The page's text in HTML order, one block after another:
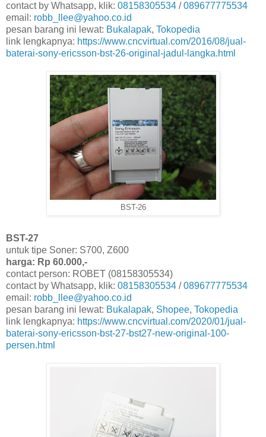
contact by Whatsapp, klik: 08158305534 /089677775534
email: robb_llee@yahoo.co.id
pesan barang ini lewat: Bukalapak, Tokopedia
link lengkapnya: https://www.cncvirtual.com/2016/08/jual-
baterai-sony-ericsson-bst-26-original-jadul-langka.html
BST-26
BST-27
untuk tipe Soner: S700, Z600
harga: Rp 60.000,-
contact person: ROBET (08158305534)
contact by Whatsapp, klik: 08158305534 /089677775534
email: robb_llee@yahoo.co.id
pesan barang ini lewat: Bukalapak, Shopee, Tokopedia
link lengkapnya: https://www.cncvirtual.com/2020/01/jual-
baterai-sony-ericsson-bst-27-bst27-new-original-100-
persen.html